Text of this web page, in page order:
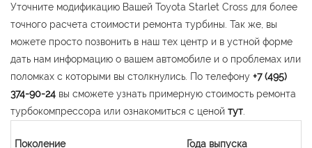
Уточните модификацию Вашей Toyota Starlet Cross для более
точного расчета стоимости ремонта турбины. Так же, вы
можете просто позвонить в наш тех центр и в устной форме
дать нам информацию о вашем автомобиле и о проблемах или
поломках с которыми вы столкнулись. По телефону +7 (495)
374-90-24 вы сможете узнать примерную стоимость ремонта
турбокомпрессора или ознакомиться с ценой тут
Поколение
Года выпуска